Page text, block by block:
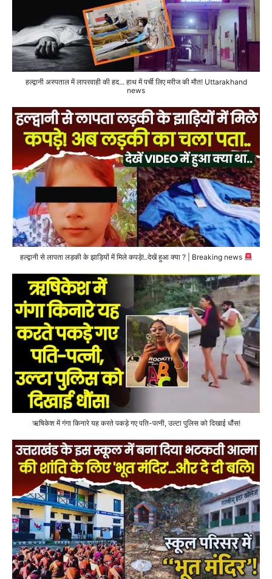
हल्द्वानी अस्पताल में लापरवाही की हद... हाथ में पर्ची लिए मरीज की मौत! Uttarakhand
news
हल्द्वानी से लापता लड़की के झाड़ियों में मिले कपड़े!..देखें हुआ क्या ? | Breaking news
ऋषिकेश में गंगा किनारे यह करते पकड़े गए पति-पत्नी, उल्टा पुलिस को दिखाई धौंस!